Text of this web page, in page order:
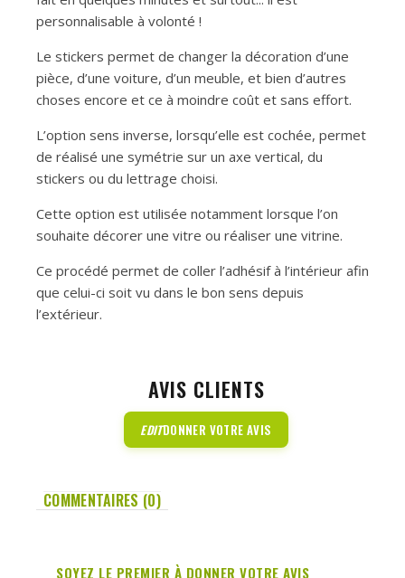
personnalisable à volonté !
Le stickers permet de changer la décoration d’une
pièce, d’une voiture, d’un meuble, et bien d’autres
choses encore et ce à moindre coût et sans effort.
L’option sens inverse, lorsqu’elle est cochée, permet
de réalisé une symétrie sur un axe vertical, du
stickers ou du lettrage choisi.
Cette option est utilisée notamment lorsque l’on
souhaite décorer une vitre ou réaliser une vitrine.
Ce procédé permet de coller l’adhésif à l’intérieur afin
que celui-ci soit vu dans le bon sens depuis
l’extérieur.
AVIS CLIENTS
EDITDONNER VOTRE AVIS
COMMENTAIRES (0)
SOYEZ LE PREMIER À DONNER VOTRE AVIS